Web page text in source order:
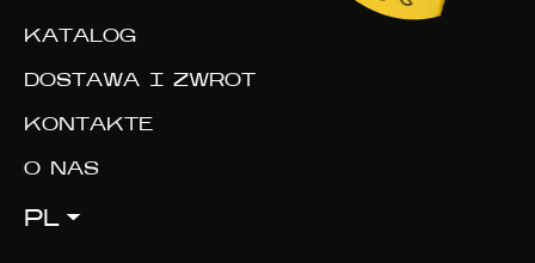
KATALOG
DOSTAWA I ZWROT
KONTAKTE
O NAS
PL